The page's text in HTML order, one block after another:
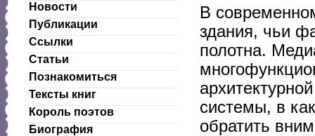
Новости
Публикации
Ссылки
Статьи
Познакомиться
Тексты книг
Король поэтов
Биография
В
здания, чьи
полотна.
системы, в
обратить